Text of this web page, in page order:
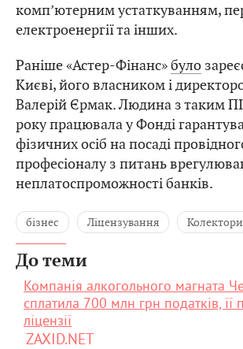
комп’ютерним устаткуванням,
електроенергії та інших.
Раніше «Астер-Фінанс»було
Києві, його власником і
Валерій Єрмак. Людина з таким
року працювала у Фонді
фізичних осіб на посаді
професіоналу з питань
неплатоспроможності банків.
бізнес Ліцензування Колектори
До теми
Компанія алкогольного магната
сплатила 700 млн грн податків, її
ліцензії
ZAXID.NET